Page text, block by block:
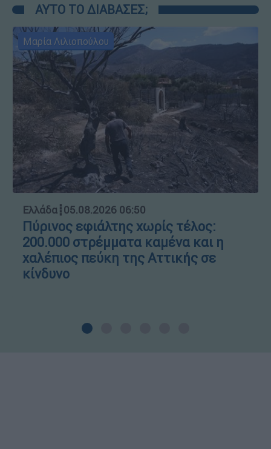
ΑΥΤΟ ΤΟ ΔΙΑΒΑΣΕΣ;
Μαρία Λιλιοπούλου
Ελλάδα┋05.08.2026 06:50
Πύρινος εφιάλτης χωρίς τέλος:
200.000 στρέμματα καμένα και η
χαλέπιος πεύκη της Αττικής σε
κίνδυνο